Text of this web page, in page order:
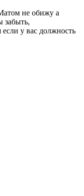
не обижу а
забыть,
у вас должность